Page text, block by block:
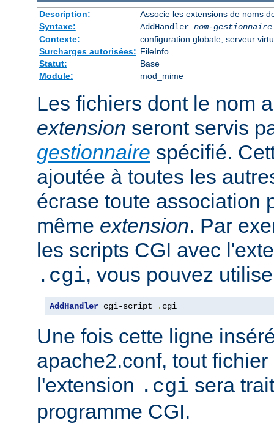
Description:
Associe les extensions de noms
Syntaxe:
AddHandler nom-gestionnaire
Contexte:
configuration globale, serveur
Surcharges autorisées: FileInfo
Statut:
Base
Module:
mod_mime
Les fichiers dont le nom
extension seront servis
gestionnaire spécifié.
ajoutée à toutes les
écrase toute association
même extension. Par
les scripts CGI avec
.cgi, vous pouvez
AddHandler cgi-script . cgi
Une fois cette ligne
apache2.conf, tout
l'extension .cgi sera
programme CGI.